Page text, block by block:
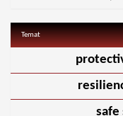
Temat
safe